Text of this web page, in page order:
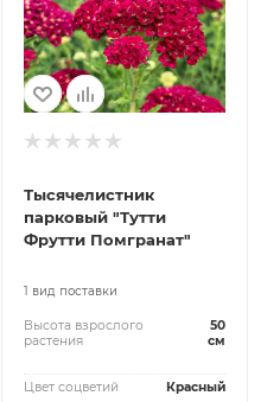
Тысячелистник
парковый "Тутти
Фрутти Помгранат"
1 вид поставки
Высота взрослого
растения
50
см
Цвет соцветий Красный